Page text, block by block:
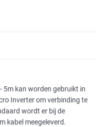
5m kan worden gebruikt in
Inverter om verbinding te
wordt er bij de
kabel meegeleverd.